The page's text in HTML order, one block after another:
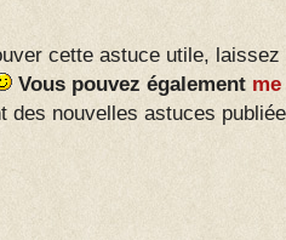
cette astuce utile,
Vous pouvez également
des nouvelles astuces